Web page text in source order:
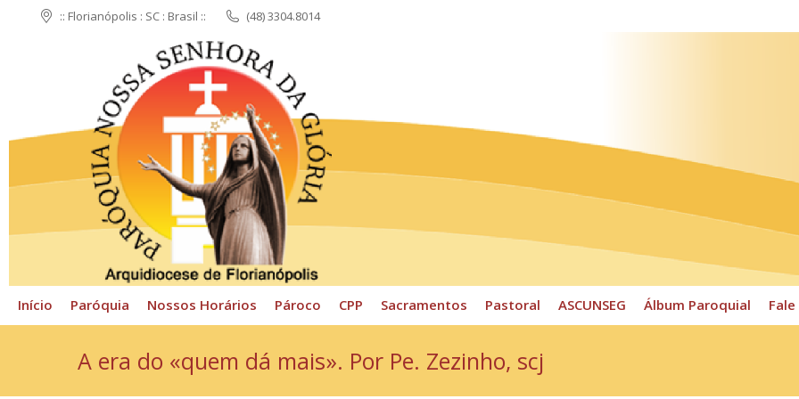
:: Florianópolis : SC : Brasil :: (48) 3304.8014
Início Paróquia Nossos Horários Pároco CPP Sacramentos Pastoral ASCUNSEG Álbum Paroquial
A era do «quem dá mais». Por Pe. Zezinho, scj